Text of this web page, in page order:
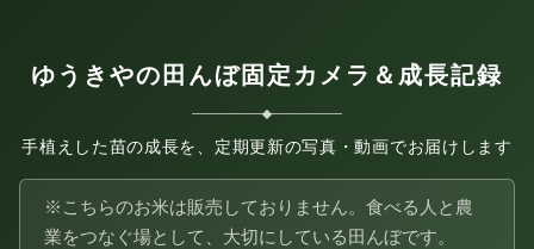
ゆうきやの田んぼ固定カメラ＆成長記録
手植えした苗の成長を、定期更新の写真・動画でお届けします
※こちらのお米は販売しておりません。食べる人と農
業をつなぐ場として、大切にしている田んぼです。